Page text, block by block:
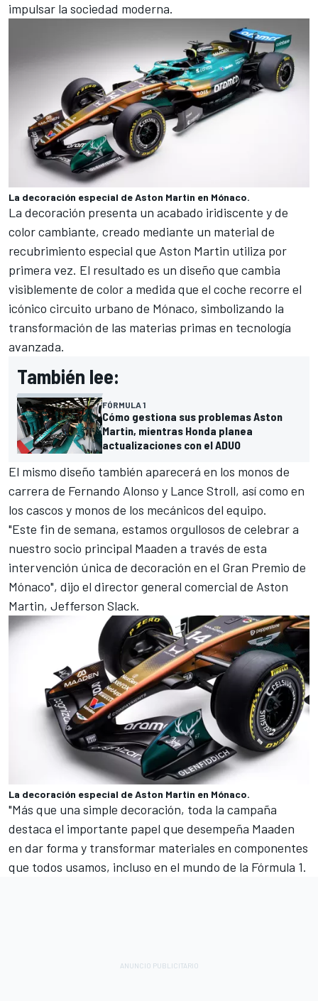
impulsar la sociedad moderna.
La decoración especial de Aston Martin en Mónaco.
La decoración presenta un acabado iridiscente y de
color cambiante, creado mediante un material de
recubrimiento especial que Aston Martin utiliza por
primera vez. El resultado es un diseño que cambia
visiblemente de color a medida que el coche recorre el
icónico circuito urbano de Mónaco, simbolizando la
transformación de las materias primas en tecnología
avanzada.
También lee:
FÓRMULA 1
Cómo gestiona sus problemas Aston
Martin, mientras Honda planea
actualizaciones con el ADUO
El mismo diseño también aparecerá en los monos de
carrera de Fernando Alonso y Lance Stroll, así como en
los cascos y monos de los mecánicos del equipo.
"Este fin de semana, estamos orgullosos de celebrar a
nuestro socio principal Maaden a través de esta
intervención única de decoración en el Gran Premio de
Mónaco", dijo el director general comercial de Aston
Martin, Jefferson Slack.
La decoración especial de Aston Martin en Mónaco.
"Más que una simple decoración, toda la campaña
destaca el importante papel que desempeña Maaden
en dar forma y transformar materiales en componentes
que todos usamos, incluso en el mundo de la Fórmula 1.